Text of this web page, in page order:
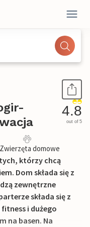
4.8
out of 5
domowe
którzy chcą
Dom składa się z
zewnętrzne
składa się z
i dużego
na basen. Na